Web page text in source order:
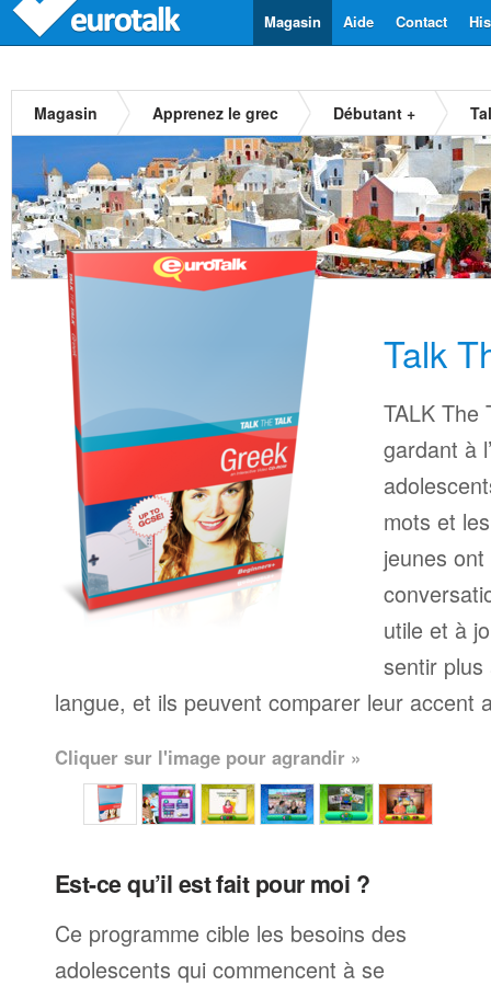
Contact
Aide
Magasin
Magasin Apprenez le grec Débutant +
Talk
TALK The
gardant à
mots et
jeunes
utile et à
sentir plus
langue, et ils peuvent comparer leur accent
Cliquer sur l'image pour agrandir »
Est-ce qu’il est fait pour moi ?
Ce programme cible les besoins des
adolescents qui commencent à se